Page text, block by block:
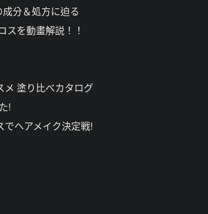
分＆処方に迫る
を動畫解説！！
メ 塗り比べカタログ
!
ヘアメイク決定戦!